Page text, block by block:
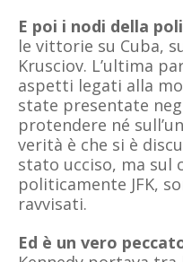
E poi i nodi della
le vittorie su Cuba,
Krusciov. L’ultima
aspetti legati alla
state presentate
protendere né
verità è che si è
stato ucciso, ma sul
politicamente JFK,
ravvisati.
Ed è un vero